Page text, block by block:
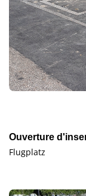
Ouverture
Flugplatz